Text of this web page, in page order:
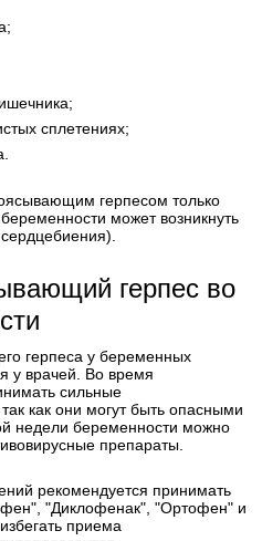
сплетениях;
герпесом только
может возникнуть
герпес во
герпеса у беременных
у врачей. Во время
сильные
как они могут быть опасными
недели беременности можно
препараты.
рекомендуется принимать
"Диклофенак", "Ортофен" и
приема